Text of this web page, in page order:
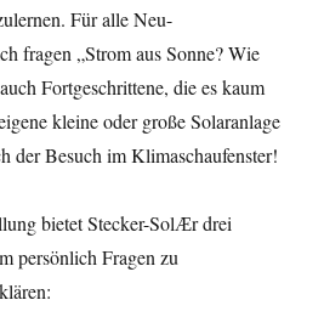
Für alle Neu-
fragen „Strom aus Sonne? Wie
Fortgeschrittene, die es kaum
kleine oder große Solaranlage
der Besuch im Klimaschaufenster!
bietet Stecker-SolӔr drei
persönlich Fragen zu